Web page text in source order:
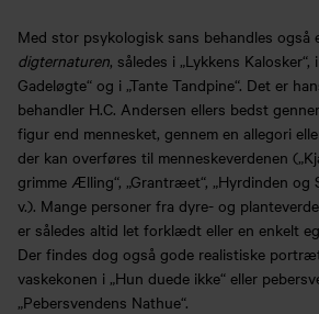
Med stor psykologisk sans behandles også
digternaturen, således i „Lykkens
Gadeløgte“ og i „Tante Tandpine“. Det er
behandler H.C. Andersen ellers bedst
figur end mennesket, gennem en allegori
der kan overføres til menneskeverdenen
grimme Ælling“, „Grantræet“, „Hyrdinden og
v.). Mange personer fra dyre- og
er således altid let forklædt eller en enkelt
Der findes dog også gode realistiske
vaskekonen i „Hun duede ikke“ eller
„Pebersvendens Nathue“.